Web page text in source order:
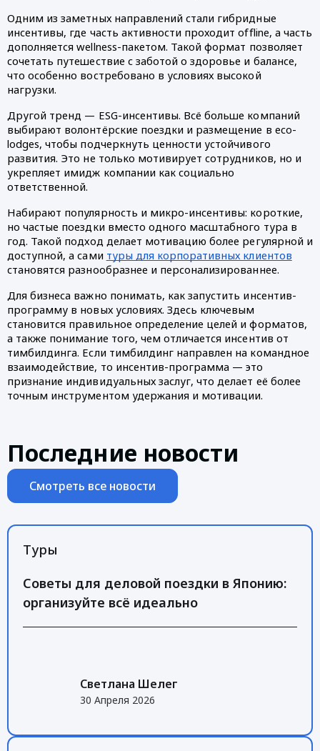
Одним из заметных направлений стали гибридные
инсентивы, где часть активности проходит offline, а часть
дополняется wellness-пакетом. Такой формат позволяет
сочетать путешествие с заботой о здоровье и балансе,
что особенно востребовано в условиях высокой
нагрузки.
Другой тренд — ESG-инсентивы. Всё больше компаний
выбирают волонтёрские поездки и размещение в eco-
lodges, чтобы подчеркнуть ценности устойчивого
развития. Это не только мотивирует сотрудников, но и
укрепляет имидж компании как социально
ответственной.
Набирают популярность и микро-инсентивы: короткие,
но частые поездки вместо одного масштабного тура в
год. Такой подход делает мотивацию более регулярной и
доступной, а сами туры для корпоративных клиентов
становятся разнообразнее и персонализированнее.
Для бизнеса важно понимать, как запустить инсентив-
программу в новых условиях. Здесь ключевым
становится правильное определение целей и форматов,
а также понимание того, чем отличается инсентив от
тимбилдинга. Если тимбилдинг направлен на командное
взаимодействие, то инсентив-программа — это
признание индивидуальных заслуг, что делает её более
точным инструментом удержания и мотивации.
Последние новости
Смотреть все новости
Туры
Советы для деловой поездки в Японию:
организуйте всё идеально
Светлана Шелег
30 Апреля 2026